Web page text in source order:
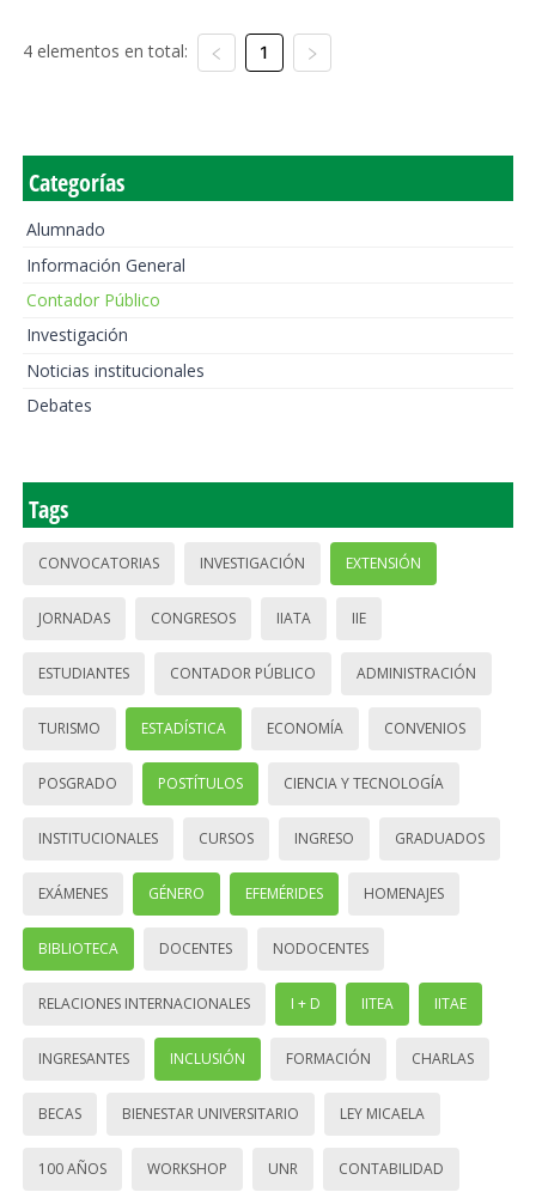
4 elementos en total: 1
Categorías
Alumnado
Información General
Contador Público
Investigación
Noticias institucionales
Debates
Tags
CONVOCATORIAS INVESTIGACIÓN EXTENSIÓN
JORNADAS CONGRESOS IIATA IIE
ESTUDIANTES CONTADOR PÚBLICO ADMINISTRACIÓN
TURISMO ESTADÍSTICA ECONOMÍA CONVENIOS
POSGRADO POSTÍTULOS CIENCIA Y TECNOLOGÍA
INSTITUCIONALES CURSOS INGRESO GRADUADOS
EXÁMENES GÉNERO EFEMÉRIDES HOMENAJES
BIBLIOTECA DOCENTES NODOCENTES
RELACIONES INTERNACIONALES I + D IITEA IITAE
INGRESANTES INCLUSIÓN FORMACIÓN CHARLAS
BECAS BIENESTAR UNIVERSITARIO LEY MICAELA
100 AÑOS WORKSHOP UNR CONTABILIDAD